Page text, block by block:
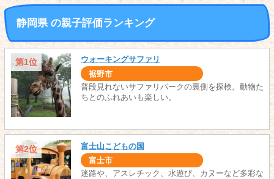
静岡県 の親子評価ランキング
第1位 ウォーキングサファリ
裾野市
普段見れないサファリパークの裏側を探検。動物た
ちとのふれあいも楽しい。
第2位 富士山こどもの国
富士市
迷路や、アスレチック、水遊び、カヌーなど多彩な